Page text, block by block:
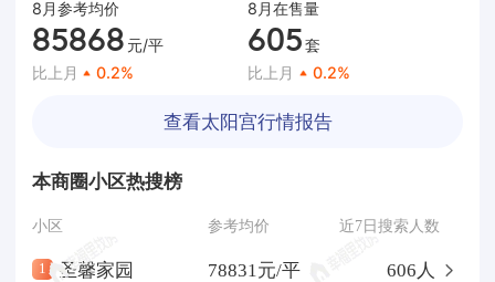
8月参考均价
85868 元/平
比上月
0.2%
8月在售量
605套
比上月
0.2%
查看太阳宫行情报告
本商圈小区热搜榜
小区 参考均价 近7日搜索人数
1 圣馨家园 78831元/平 606人